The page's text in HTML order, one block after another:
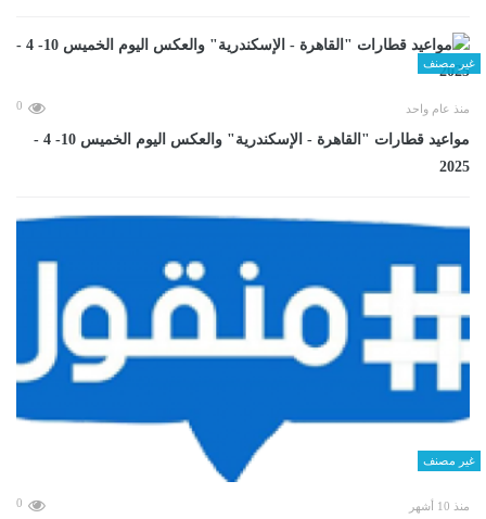
غير مصنف
منذ عام واحد 0
مواعيد قطارات "القاهرة - الإسكندرية" والعكس اليوم الخميس 10- 4 -
2025
غير مصنف
منذ 10 أشهر 0